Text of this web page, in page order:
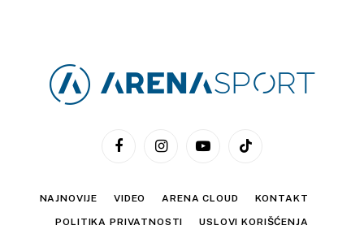
FacebookInstagramYouTubeTikTok
NAJNOVIJE VIDEO ARENA CLOUD KONTAKT
POLITIKA PRIVATNOSTI USLOVI KORIŠĆENJA